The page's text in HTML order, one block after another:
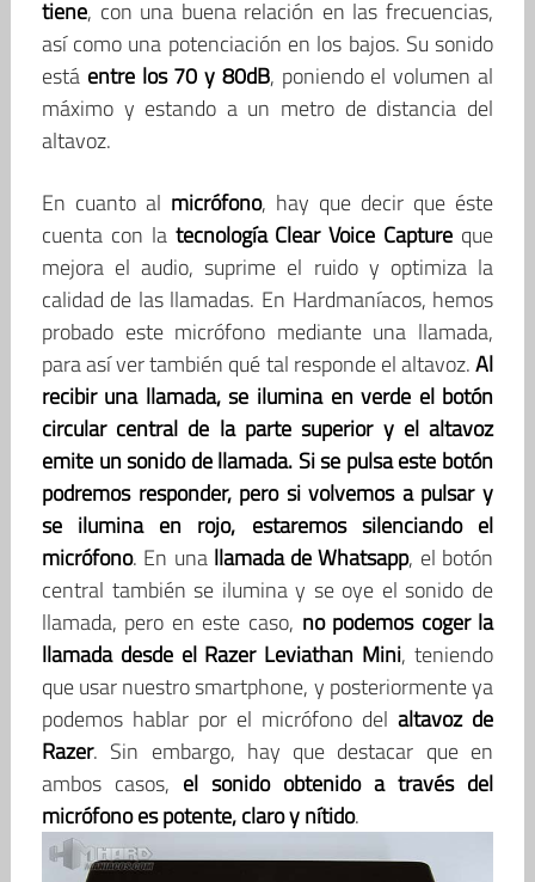
tiene, con una buena relación en las frecuencias,
así como una potenciación en los bajos. Su sonido
está entre los 70 y 80dB, poniendo el volumen al
máximo y estando a un metro de distancia del
altavoz.
En cuanto al micrófono, hay que decir que éste
cuenta con la tecnología Clear Voice Capture que
mejora el audio, suprime el ruido y optimiza la
calidad de las llamadas. En Hardmaníacos, hemos
probado este micrófono mediante una llamada,
para así ver también qué tal responde el altavoz.Al
recibir una llamada, se ilumina en verde el botón
circular central de la parte superior y el altavoz
emite un sonido de llamada. Si se pulsa este botón
podremos responder, pero si volvemos a pulsar y
se ilumina en rojo, estaremos silenciando el
micrófono. En una llamada de Whatsapp, el botón
central también se ilumina y se oye el sonido de
llamada, pero en este caso, no podemos coger la
llamada desde el Razer Leviathan Mini, teniendo
que usar nuestro smartphone, y posteriormente ya
podemos hablar por el micrófono delaltavoz de
Razer. Sin embargo, hay que destacar que en
ambos casos, el sonido obtenido a través del
micrófono es potente, claro y nítido.